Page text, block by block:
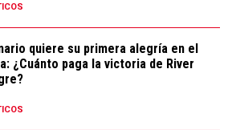
quiere su primera alegría en el
¿Cuánto paga la victoria de River